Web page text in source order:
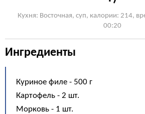
Кухня: Восточная, суп, калории: 214,
00:20
Ингредиенты
Куриное филе - 500 г
Картофель - 2 шт.
Морковь - 1 шт.